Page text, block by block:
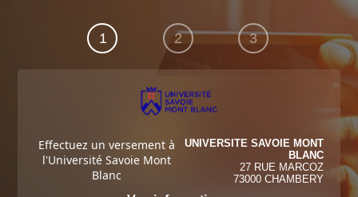
1 2 3
Effectuez un versement à
l'Université Savoie Mont
Blanc
UNIVERSITE SAVOIE MONT
BLANC
27 RUE MARCOZ
73000 CHAMBERY